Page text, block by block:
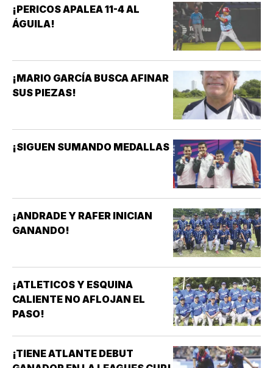
¡PERICOS APALEA 11-4 AL
ÁGUILA!
¡MARIO GARCÍA BUSCA AFINAR
SUS PIEZAS!
¡SIGUEN SUMANDO MEDALLAS
¡ANDRADE Y RAFER INICIAN
GANANDO!
¡ATLETICOS Y ESQUINA
CALIENTE NO AFLOJAN EL
PASO!
¡TIENE ATLANTE DEBUT